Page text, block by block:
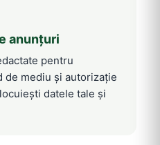
anunțuri
pentru
de mediu și autorizație
datele tale și